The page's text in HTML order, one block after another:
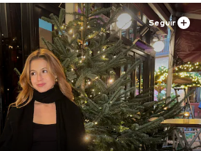
Seguir